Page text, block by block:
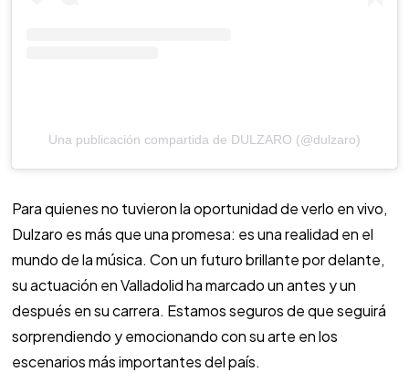
Una publicación compartida de DULZARO (@dulzaro)
Para quienes no tuvieron la oportunidad de verlo en vivo,
Dulzaro es más que una promesa: es una realidad en el
mundo de la música. Con un futuro brillante por delante,
su actuación en Valladolid ha marcado un antes y un
después en su carrera. Estamos seguros de que seguirá
sorprendiendo y emocionando con su arte en los
escenarios más importantes del país.